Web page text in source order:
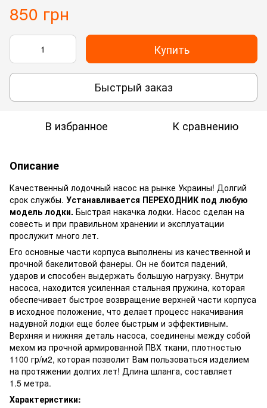
850 грн
Купить
Быстрый заказ
В избранное К сравнению
Описание
Качественный лодочный насос на рынке Украины! Долгий
срок службы. Устанавливается ПЕРЕХОДНИК под любую
модель лодки. Быстрая накачка лодки. Насос сделан на
совесть и при правильном хранении и эксплуатации
прослужит много лет.
Его основные части корпуса выполнены из качественной и
прочной бакелитовой фанеры. Он не боится падений,
ударов и способен выдержать большую нагрузку. Внутри
насоса, находится усиленная стальная пружина, которая
обеспечивает быстрое возвращение верхней части корпуса
в исходное положение, что делает процесс накачивания
надувной лодки еще более быстрым и эффективным.
Верхняя и нижняя деталь насоса, соединены между собой
мехом из прочной армированной ПВХ ткани, плотностью
1100 гр/м2, которая позволит Вам пользоваться изделием
на протяжении долгих лет! Длина шланга, составляет
1.5 метра.
Характеристики: